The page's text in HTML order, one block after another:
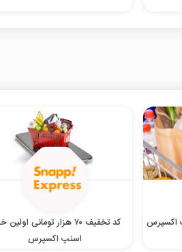
کد تخفیف ۷۰ هزار تومانی
اسنپ اکسپرس